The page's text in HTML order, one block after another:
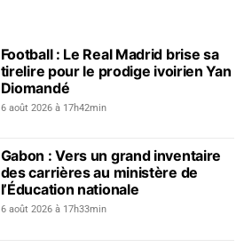
Football : Le Real Madrid brise sa
tirelire pour le prodige ivoirien Yan
Diomandé
6 août 2026 à 17h42min
Gabon : Vers un grand inventaire
des carrières au ministère de
l’Éducation nationale
6 août 2026 à 17h33min